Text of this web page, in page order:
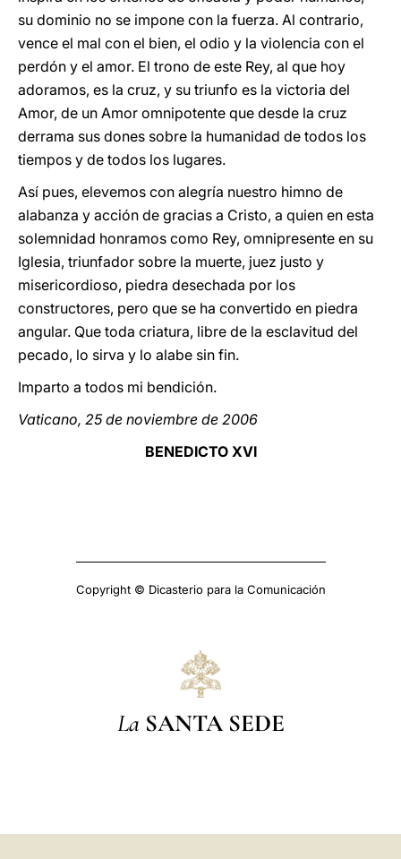
su dominio no se impone con la fuerza. Al contrario,
vence el mal con el bien, el odio y la violencia con el
perdón y el amor. El trono de este Rey, al que hoy
adoramos, es la cruz, y su triunfo es la victoria del
Amor, de un Amor omnipotente que desde la cruz
derrama sus dones sobre la humanidad de todos los
tiempos y de todos los lugares.
Así pues, elevemos con alegría nuestro himno de
alabanza y acción de gracias a Cristo, a quien en esta
solemnidad honramos como Rey, omnipresente en su
Iglesia, triunfador sobre la muerte, juez justo y
misericordioso, piedra desechada por los
constructores, pero que se ha convertido en piedra
angular. Que toda criatura, libre de la esclavitud del
pecado, lo sirva y lo alabe sin fin.
Imparto a todos mi bendición.
Vaticano, 25 de noviembre de 2006
BENEDICTO XVI
Copyright © Dicasterio para la Comunicación
La SANTA SEDE